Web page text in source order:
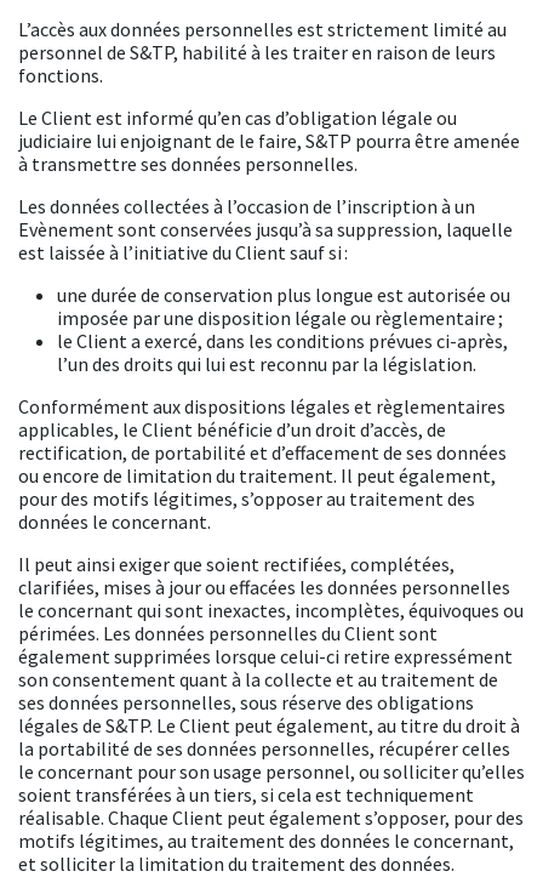
L’accès aux données personnelles est strictement limité au
personnel de S&TP, habilité à les traiter en raison de leurs
fonctions.
Le Client est informé qu’en cas d’obligation légale ou
judiciaire lui enjoignant de le faire, S&TP pourra être amenée
à transmettre ses données personnelles.
Les données collectées à l’occasion de l’inscription à un
Evènement sont conservées jusqu’à sa suppression, laquelle
est laissée à l’initiative du Client sauf si :
une durée de conservation plus longue est autorisée ou
imposée par une disposition légale ou règlementaire ;
le Client a exercé, dans les conditions prévues ci-après,
l’un des droits qui lui est reconnu par la législation.
Conformément aux dispositions légales et règlementaires
applicables, le Client bénéficie d’un droit d’accès, de
rectification, de portabilité et d’effacement de ses données
ou encore de limitation du traitement. Il peut également,
pour des motifs légitimes, s’opposer au traitement des
données le concernant.
Il peut ainsi exiger que soient rectifiées, complétées,
clarifiées, mises à jour ou effacées les données personnelles
le concernant qui sont inexactes, incomplètes, équivoques ou
périmées. Les données personnelles du Client sont
également supprimées lorsque celui-ci retire expressément
son consentement quant à la collecte et au traitement de
ses données personnelles, sous réserve des obligations
légales de S&TP. Le Client peut également, au titre du droit à
la portabilité de ses données personnelles, récupérer celles
le concernant pour son usage personnel, ou solliciter qu’elles
soient transférées à un tiers, si cela est techniquement
réalisable. Chaque Client peut également s’opposer, pour des
motifs légitimes, au traitement des données le concernant,
et solliciter la limitation du traitement des données.